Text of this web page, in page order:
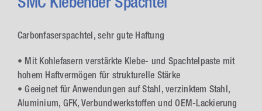
Carbonfaserspachtel, sehr gute Haftung
• Mit Kohlefasern verstärkte Klebe- und Spachtelpaste mit
hohem Haftvermögen für strukturelle Stärke
• Geeignet für Anwendungen auf Stahl, verzinktem Stahl,
Aluminium, GFK, Verbundwerkstoffen und OEM-Lackierung